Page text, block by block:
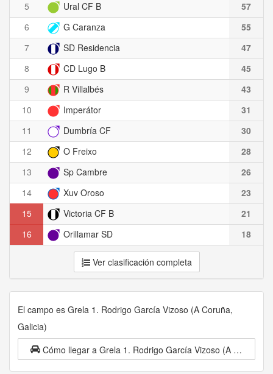
5
Ural CF B
57
6
G Caranza
55
7
SD Residencia
47
8
CD Lugo B
45
9
R Villalbés
43
10
Imperátor
31
11
Dumbría CF
30
12
O Freixo
28
13
Sp Cambre
26
14
Xuv Oroso
23
15
Victoria CF B
21
16
Orillamar SD 18
Ver clasificación completa
El campo es Grela 1. Rodrigo García Vizoso (A Coruña,
Galicia)
Cómo llegar a Grela 1. Rodrigo García Vizoso (A Coruña, Galicia)